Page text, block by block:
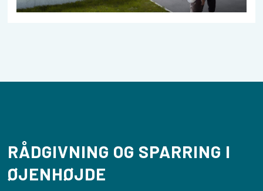
RÅDGIVNING OG SPARRING I
ØJENHØJDE